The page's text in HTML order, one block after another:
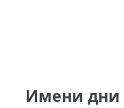
Имени дни